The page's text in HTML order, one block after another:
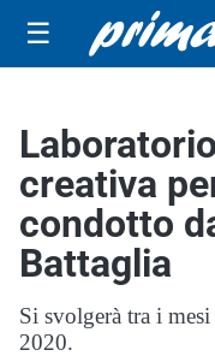
☰
creativa
condotto
Battaglia
Si svolgerà tra i
2020.